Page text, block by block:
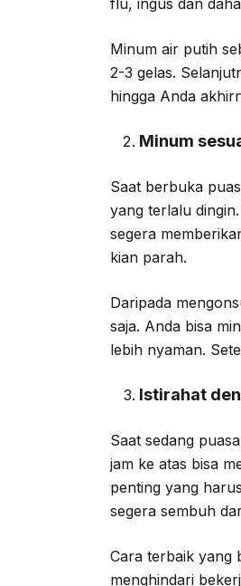
Minum air putih
2-3 gelas.
hingga Anda
Minum
Saat berbuka
yang terlalu
segera
kian parah.
Daripada
saja. Anda bisa
lebih nyaman.
Istirahat
Saat sedang
jam ke atas bisa
penting yang
segera sembuh
Cara terbaik yang
menghindari